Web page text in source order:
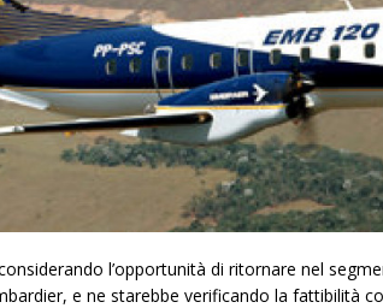
l’opportunità di ritornare nel
e ne starebbe verificando la fattibilità